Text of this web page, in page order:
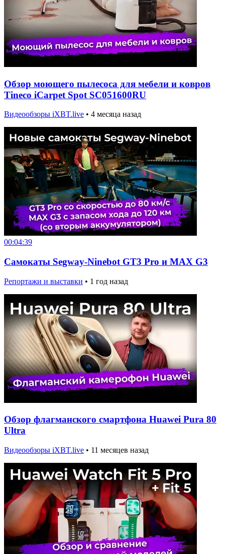
Обзор моющего пылесоса для мебели и ковров
Tineco iCarpet Spot SC051600RU
Видеообзоры iXBT.live • 4 месяца назад
00:04:39
Самокаты Segway-Ninebot GT3 Pro и MAX G3
Репортажи и выставки • 1 год назад
Обзор флагманского смартфона Huawei Pura 80
Ultra
Видеообзоры iXBT.live • 11 месяцев назад